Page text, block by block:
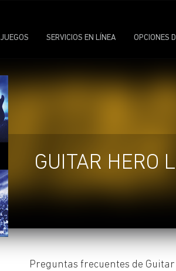
JUEGOS SERVICIOS EN LÍNEA OPCIONES
GUITAR HERO
Preguntas frecuentes de